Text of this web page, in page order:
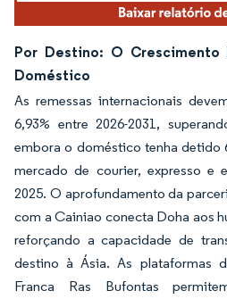
Por Destino: O Crescimento
Doméstico
As remessas internacionais
6,93% entre 2026-2031,
embora o doméstico tenha detido
mercado de courier, expresso e
2025. O aprofundamento da
com a Cainiao conecta Doha aos
reforçando a capacidade de
destino à Ásia. As plataformas
Franca Ras Bufontas